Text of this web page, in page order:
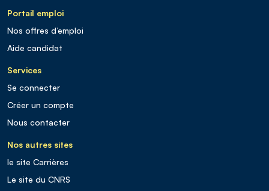
Portail emploi
Nos offres d’emploi
Aide candidat
Services
Se connecter
Créer un compte
Nous contacter
Nos autres sites
le site Carrières
Le site du CNRS